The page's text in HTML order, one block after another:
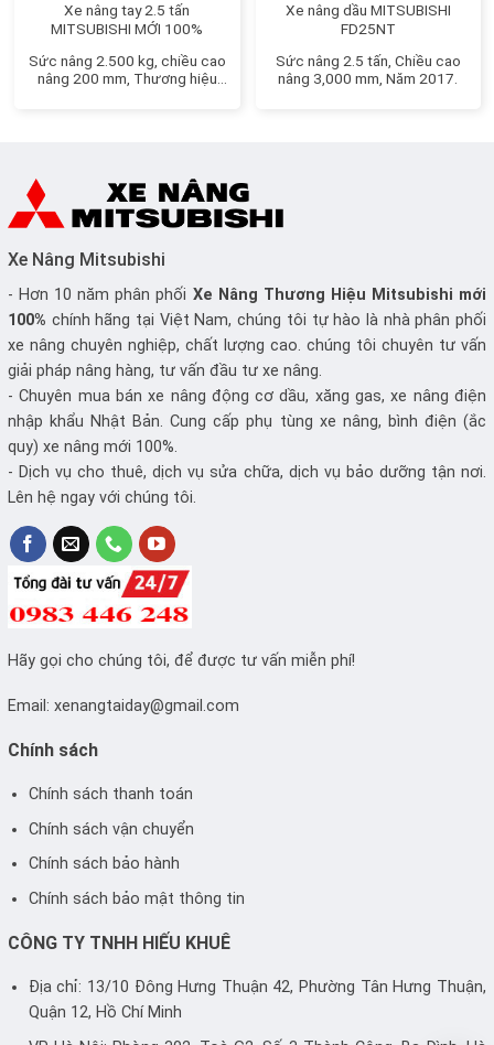
Xe nâng tay 2.5 tấn
MITSUBISHI MỚI 100%
Sức nâng 2.500 kg, chiều cao
nâng 200 mm, Thương hiệu
Xe nâng dầu MITSUBISHI
FD25NT
Sức nâng 2.5 tấn, Chiều cao
nâng 3,000 mm, Năm 2017.
Xe Nâng Mitsubishi
- Hơn 10 năm phân phối Xe Nâng Thương Hiệu Mitsubishi mới
100% chính hãng tại Việt Nam, chúng tôi tự hào là nhà phân phối
xe nâng chuyên nghiệp, chất lượng cao. chúng tôi chuyên tư vấn
giải pháp nâng hàng, tư vấn đầu tư xe nâng.
- Chuyên mua bán xe nâng động cơ dầu, xăng gas, xe nâng điện
nhập khẩu Nhật Bản. Cung cấp phụ tùng xe nâng, bình điện (ắc
quy) xe nâng mới 100%.
- Dịch vụ cho thuê, dịch vụ sửa chữa, dịch vụ bảo dưỡng tận nơi.
Lên hệ ngay với chúng tôi.
Hãy gọi cho chúng tôi, để được tư vấn miễn phí!
Email: xenangtaiday@gmail.com
Chính sách
Chính sách thanh toán
Chính sách vận chuyển
Chính sách bảo hành
Chính sách bảo mật thông tin
CÔNG TY TNHH HIẾU KHUÊ
Địa chỉ: 13/10 Đông Hưng Thuận 42, Phường Tân Hưng Thuận,
Quận 12, Hồ Chí Minh